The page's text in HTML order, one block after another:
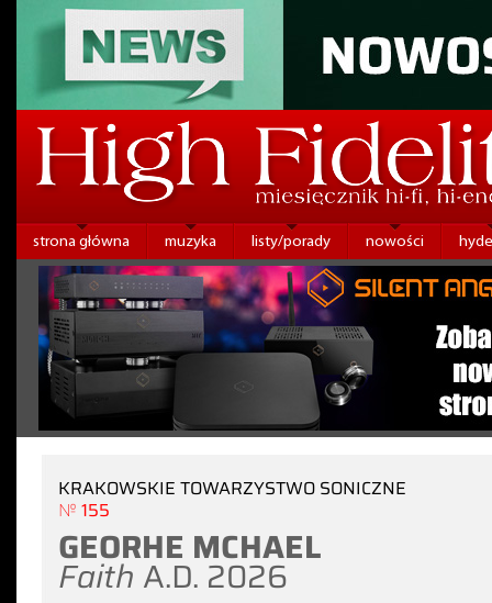
strona główna muzyka listy/porady nowości
KRAKOWSKIE TOWARZYSTWO SONICZNE
№ 155
GEORHE MCHAEL
Faith A.D. 2026